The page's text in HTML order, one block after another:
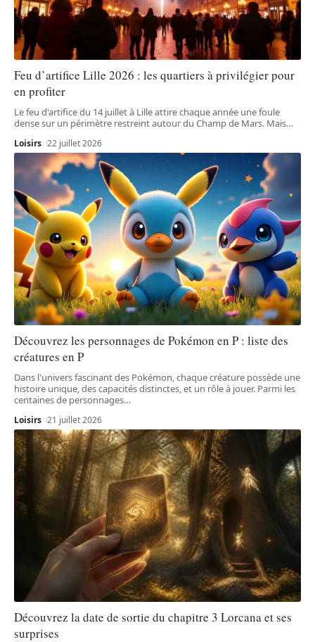
Feu d’artifice Lille 2026 : les quartiers à privilégier pour
en profiter
Le feu d'artifice du 14 juillet à Lille attire chaque année une foule
dense sur un périmètre restreint autour du Champ de Mars. Mais…
Loisirs 22 juillet 2026
Découvrez les personnages de Pokémon en P : liste des
créatures en P
Dans l'univers fascinant des Pokémon, chaque créature possède une
histoire unique, des capacités distinctes, et un rôle à jouer. Parmi les
centaines de personnages…
Loisirs 21 juillet 2026
Découvrez la date de sortie du chapitre 3 Lorcana et ses
surprises